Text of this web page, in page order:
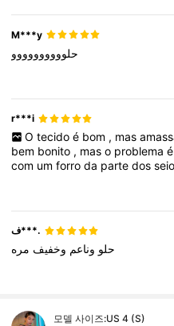
M***y
حلوووووووووو
r***i
O tecido é bom , mas
bem bonito , maso problema
com umforroda partedos
ف***.
حلو وناعم وخفيف مره
모델 사이즈:US 4 (S)